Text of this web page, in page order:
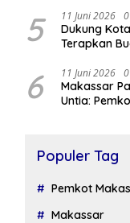
5 11 Juni 2026
Dukung
Terapkan
6 11 Juni 2026
Makassar
Untia:
Populer Tag
Pemkot
Makassar